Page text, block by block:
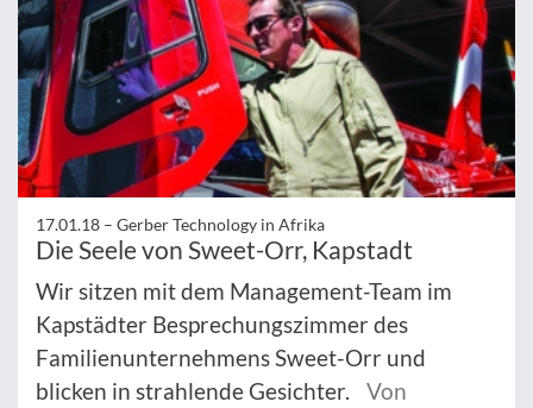
17.01.18 – Gerber Technology in Afrika
Die Seele von Sweet-Orr, Kapstadt
Wir sitzen mit dem Management-Team im
Kapstädter Besprechungszimmer des
Familienunternehmens Sweet-Orr und
blicken in strahlende Gesichter.
Von